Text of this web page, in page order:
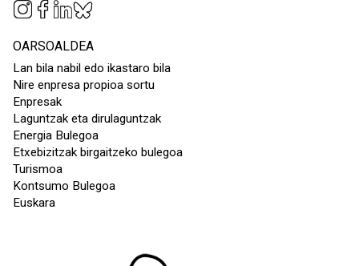
OARSOALDEA
Lan bila nabil edo ikastaro bila
Nire enpresa propioa sortu
Enpresak
Laguntzak eta dirulaguntzak
Energia Bulegoa
Etxebizitzak birgaitzeko bulegoa
Turismoa
Kontsumo Bulegoa
Euskara